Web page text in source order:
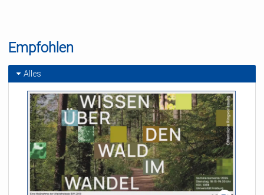
Empfohlen
Alles